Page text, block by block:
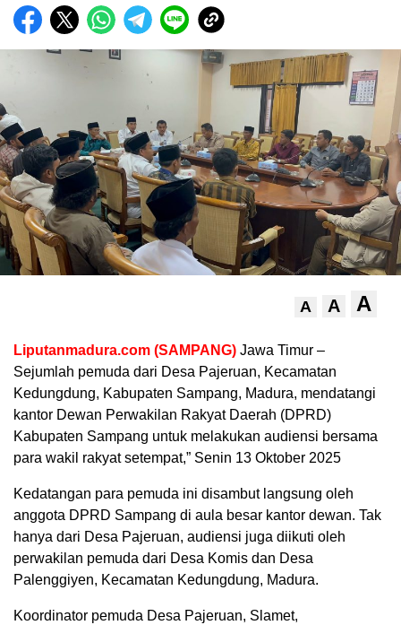
A A A
Liputanmadura.com (SAMPANG) Jawa Timur –
Sejumlah pemuda dari Desa Pajeruan, Kecamatan
Kedungdung, Kabupaten Sampang, Madura, mendatangi
kantor Dewan Perwakilan Rakyat Daerah (DPRD)
Kabupaten Sampang untuk melakukan audiensi bersama
para wakil rakyat setempat,” Senin 13 Oktober 2025
Kedatangan para pemuda ini disambut langsung oleh
anggota DPRD Sampang di aula besar kantor dewan. Tak
hanya dari Desa Pajeruan, audiensi juga diikuti oleh
perwakilan pemuda dari Desa Komis dan Desa
Palenggiyen, Kecamatan Kedungdung, Madura.
Koordinator pemuda Desa Pajeruan, Slamet,